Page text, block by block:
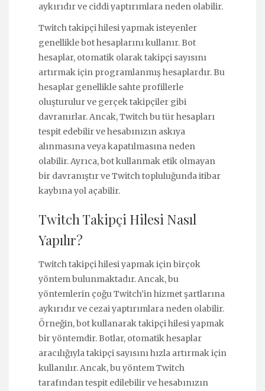
aykırıdır ve ciddi yaptırımlara neden olabilir.
Twitch takipçi hilesi yapmak isteyenler
genellikle bot hesaplarını kullanır. Bot
hesaplar, otomatik olarak takipçi sayısını
artırmak için programlanmış hesaplardır. Bu
hesaplar genellikle sahte profillerle
oluşturulur ve gerçek takipçiler gibi
davranırlar. Ancak, Twitch bu tür hesapları
tespit edebilir ve hesabınızın askıya
alınmasına veya kapatılmasına neden
olabilir. Ayrıca, bot kullanmak etik olmayan
bir davranıştır ve Twitch topluluğunda itibar
kaybına yol açabilir.
Twitch Takipçi Hilesi Nasıl
Yapılır?
Twitch takipçi hilesi yapmak için birçok
yöntem bulunmaktadır. Ancak, bu
yöntemlerin çoğu Twitch’in hizmet şartlarına
aykırıdır ve cezai yaptırımlara neden olabilir.
Örneğin, bot kullanarak takipçi hilesi yapmak
bir yöntemdir. Botlar, otomatik hesaplar
aracılığıyla takipçi sayısını hızla artırmak için
kullanılır. Ancak, bu yöntem Twitch
tarafından tespit edilebilir ve hesabınızın